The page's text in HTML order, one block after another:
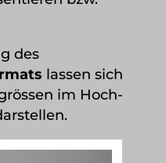
des
lassen sich
im Hoch-